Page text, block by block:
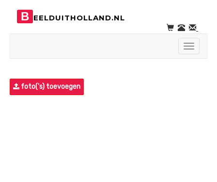
B EELDUITHOLLAND.NL
Toggle
foto('s) toevoegen